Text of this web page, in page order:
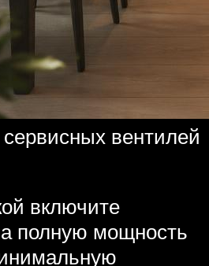
вентилей
включите
полную мощность